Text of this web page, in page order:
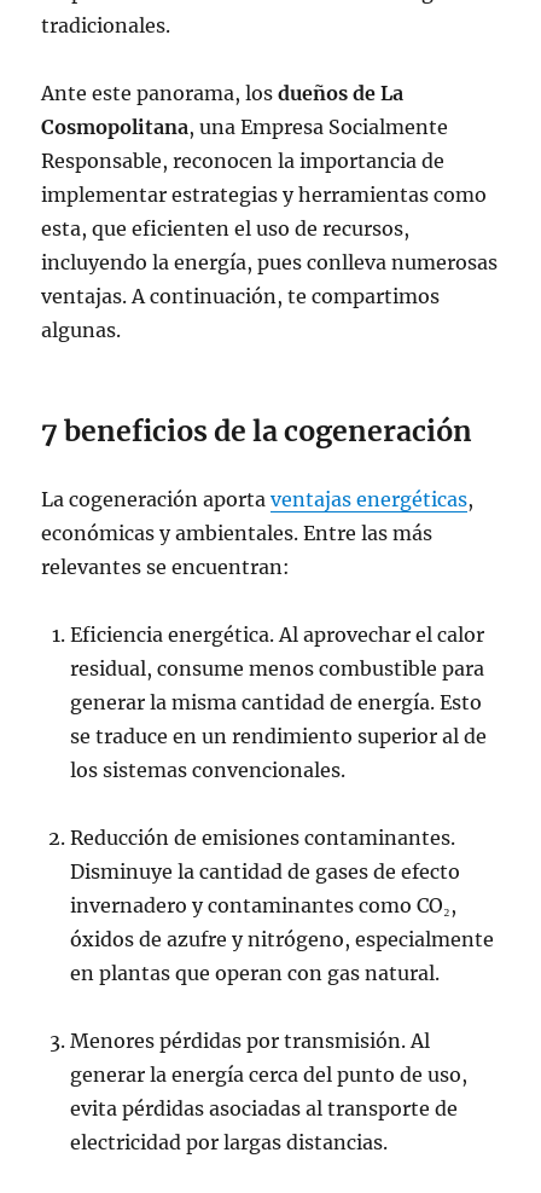
tradicionales.
Ante este panorama, losdueños de La
Cosmopolitana, una Empresa Socialmente
Responsable, reconocen la importancia de
implementar estrategias y herramientas como
esta, que eficienten el uso de recursos,
incluyendo la energía, pues conlleva numerosas
ventajas. A continuación, te compartimos
algunas.
7 beneficios de la cogeneración
La cogeneración aportaventajas energéticas,
económicas y ambientales. Entre las más
relevantes se encuentran:
Eficiencia energética. Al aprovechar el calor
residual, consume menos combustible para
generar la misma cantidad de energía. Esto
se traduce en un rendimiento superior al de
los sistemas convencionales.
Reducción de emisiones contaminantes.
Disminuye la cantidad de gases de efecto
invernadero y contaminantes como CO₂,
óxidos de azufre y nitrógeno, especialmente
en plantas que operan con gas natural.
Menores pérdidas por transmisión. Al
generar la energía cerca del punto de uso,
evita pérdidas asociadas al transporte de
electricidad por largas distancias.